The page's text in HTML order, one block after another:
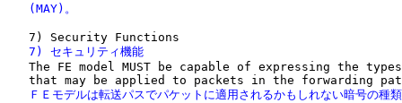
   (MAY)。
   7) セキュリティ機能
The FE model MUST be capable of expressing the
ＦＥモデルは転送パスでパケットに適用されるかもしれない暗号の種